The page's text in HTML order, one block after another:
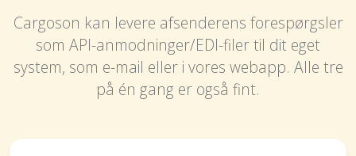
Cargoson kan levere afsenderens forespørgsler
som API-anmodninger/EDI-filer til dit eget
system, som e-mail eller i vores webapp. Alle tre
på én gang er også fint.